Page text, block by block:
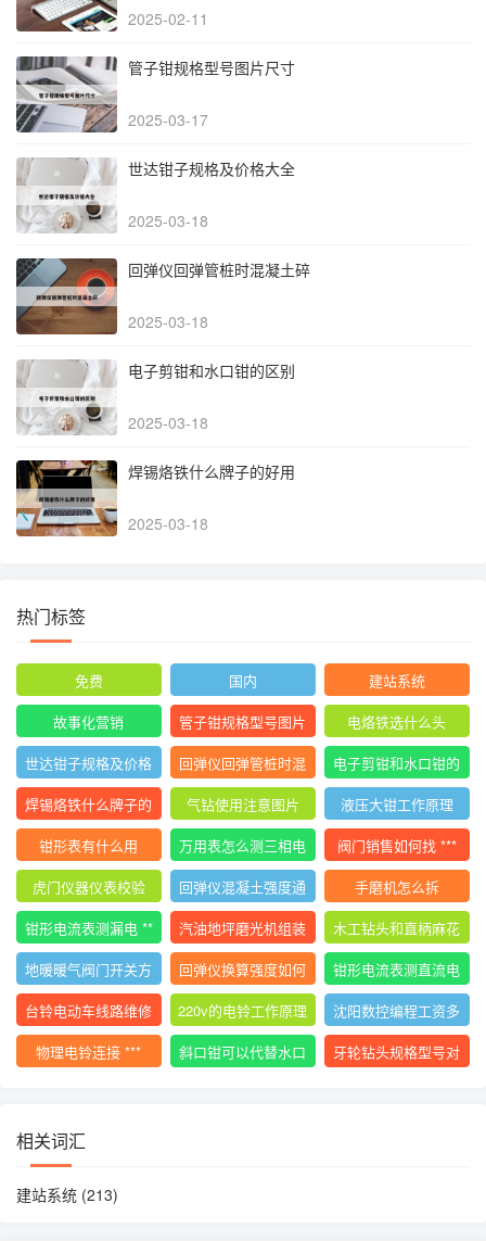
2025-02-11
管子钳规格型号图片尺寸
2025-03-17
世达钳子规格及价格大全
2025-03-18
回弹仪回弹管桩时混凝土碎
2025-03-18
电子剪钳和水口钳的区别
2025-03-18
焊锡烙铁什么牌子的好用
2025-03-18
热门标签
免费 国内
建站系统
故事化营销
管子钳规格型号图片
尺寸
电烙铁选什么头
世达钳子规格及价格
大全
回弹仪回弹管桩时混
凝土碎
电子剪钳和水口钳的
区别
焊锡烙铁什么牌子的
好用
气钻使用注意图片
液压大钳工作原理
钳形表有什么用
万用表怎么测三相电
压平衡
阀门销售如何找 ***
虎门仪器仪表校验
回弹仪混凝土强度通
用计算公式
手磨机怎么拆
钳形电流表测漏电 **
*
汽油地坪磨光机组装
使用视频
木工钻头和直柄麻花
钻
地暖暖气阀门开关方
向图解视频
回弹仪换算强度如何
计算
钳形电流表测直流电
流的 ***
台铃电动车线路维修
技巧
220v的电铃工作原理
沈阳数控编程工资多
少
物理电铃连接 ***
斜口钳可以代替水口
牙轮钻头规格型号对
相关词汇
建站系统 (213)